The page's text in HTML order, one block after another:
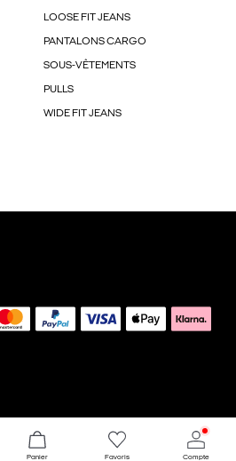
LOOSE FIT JEANS
PANTALONS CARGO
SOUS-VÊTEMENTS
PULLS
WIDE FIT JEANS
Panier Favoris Compte